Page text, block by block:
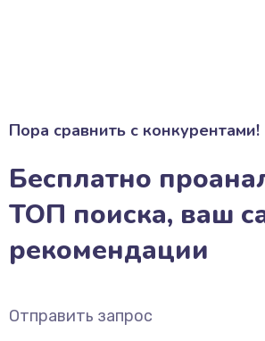
Пора сравнить с конкурентами!
Бесплатно
ТОП поиска, ваш
рекомендации
Отправить запрос